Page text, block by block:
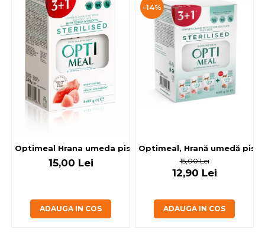
Optimeal Hrana umeda pisici
15,00 Lei
ADAUGA IN COS
-14%
Optimeal, Hrană umedă
15,00 Lei
12,90 Lei
ADAUGA IN COS